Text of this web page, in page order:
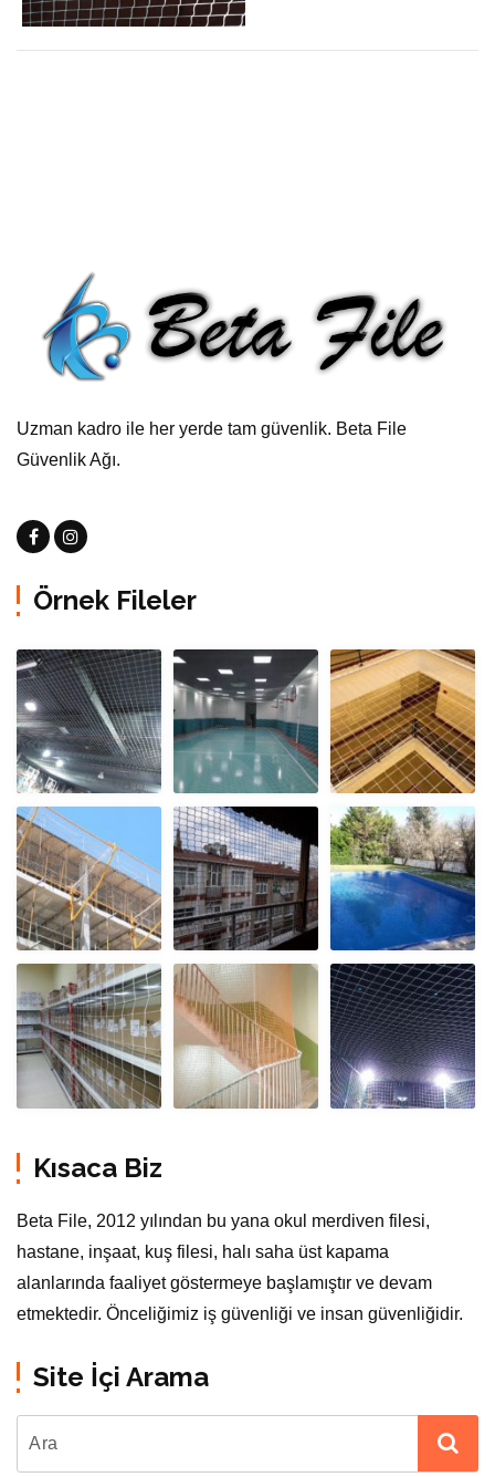
Uzman kadro ile her yerde tam güvenlik. Beta File
Güvenlik Ağı.
Örnek Fileler
Kısaca Biz
Beta File, 2012 yılından bu yana okul merdiven filesi,
hastane, inşaat, kuş filesi, halı saha üst kapama
alanlarında faaliyet göstermeye başlamıştır ve devam
etmektedir. Önceliğimiz iş güvenliği ve insan güvenliğidir.
Site İçi Arama